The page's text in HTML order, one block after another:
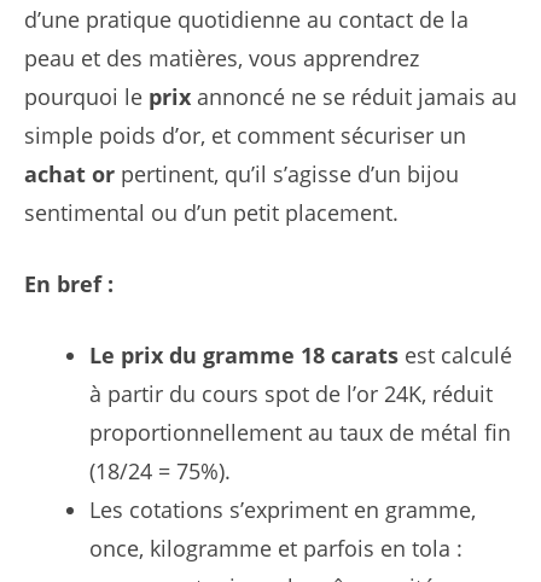
d’une pratique quotidienne au contact de la
peau et des matières, vous apprendrez
pourquoi le prix annoncé ne se réduit jamais au
simple poids d’or, et comment sécuriser un
achat or pertinent, qu’il s’agisse d’un bijou
sentimental ou d’un petit placement.
En bref :
Le prix du gramme 18 carats est calculé
à partir du cours spot de l’or 24K, réduit
proportionnellement au taux de métal fin
(18/24 = 75%).
Les cotations s’expriment en gramme,
once, kilogramme et parfois en tola :